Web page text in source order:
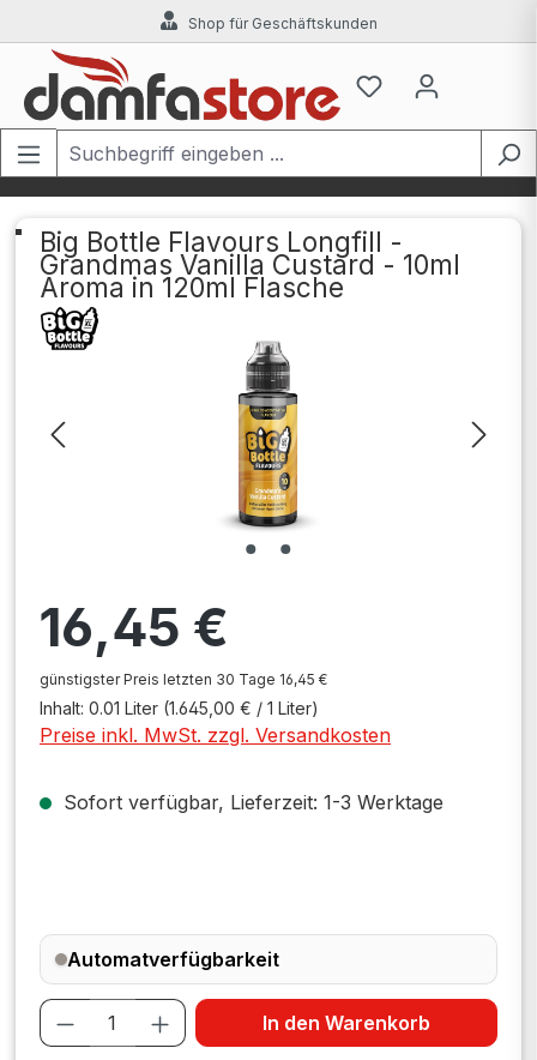
Zum Hauptinhalt springenShop für Geschäftskunden
Big Bottle Flavours Longfill -
Grandmas Vanilla Custard - 10ml
Aroma in 120ml Flasche
Bildergalerie überspringen
16,45 €
günstigster Preis letzten 30 Tage 16,45 €
Inhalt: 0.01 Liter (1.645,00 € / 1 Liter)
Preise inkl. MwSt. zzgl. Versandkosten
Sofort verfügbar, Lieferzeit: 1-3 Werktage
Automatverfügbarkeit
Produkt Anzahl: Gib den
In den Warenkorb